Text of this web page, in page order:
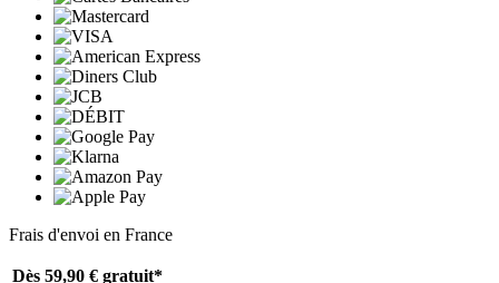
Frais d'envoi en France
Dès 59,90 € gratuit*